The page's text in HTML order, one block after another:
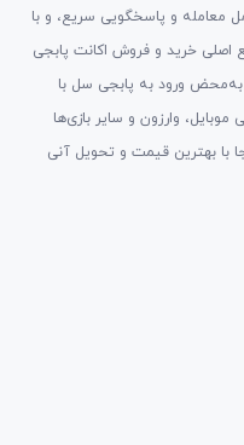
معامله و پاسخگویی سریع، و با
اصلی خرید و فروش اکانت پابجی
به‌محض ورود به پابجی سل با
موبایل، وارزون و سایر بازی‌ها
با بهترین قیمت و تحویل آنی